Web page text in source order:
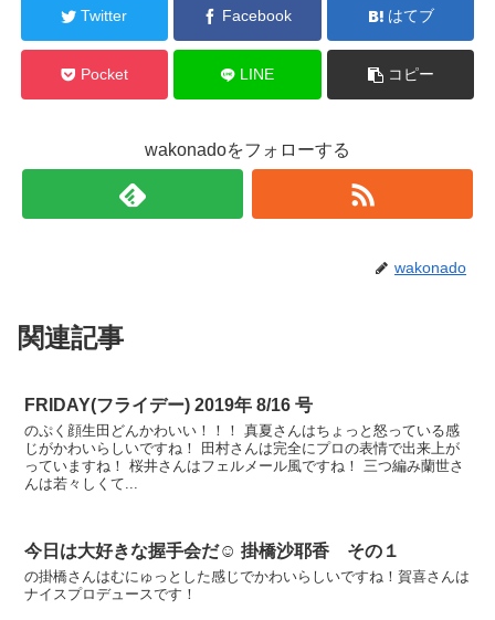
Twitter Facebook はてブ
Pocket LINE コピー
wakonadoをフォローする
wakonado
関連記事
FRIDAY(フライデー) 2019年 8/16 号
のぷく顔生田どんかわいい！！！ 真夏さんはちょっと怒っている感
じがかわいらしいですね！ 田村さんは完全にプロの表情で出来上が
っていますね！ 桜井さんはフェルメール風ですね！ 三つ編み蘭世さ
んは若々しくて...
今日は大好きな握手会だ☺︎ 掛橋沙耶香 その１
の掛橋さんはむにゅっとした感じでかわいらしいですね！賀喜さんは
ナイスプロデュースです！